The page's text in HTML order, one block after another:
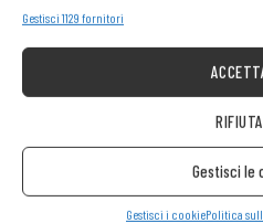
Gestisci 1129 fornitori
Gestisci le
Gestisci i cookiePolitica